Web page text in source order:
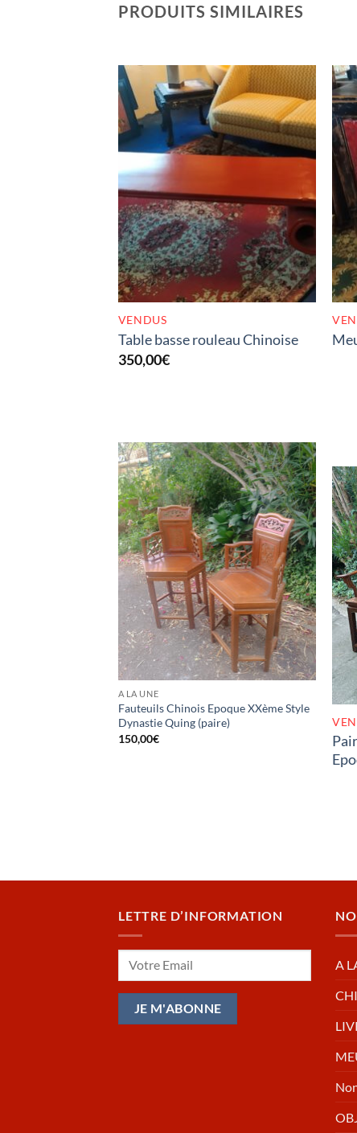
PRODUITS SIMILAIRES
RUPTURE DE STOCK
VENDUS
Table basse rouleau Chinoise
350,00€
A LA UNE
Fauteuils Chinois Epoque XXème Style
Dynastie Quing (paire)
150,00€
LETTRE D’INFORMATION
A